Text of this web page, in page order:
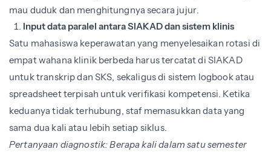
mau duduk dan menghitungnya secara jujur.
Input data paralel antara SIAKAD dan sistem klinis
Satu mahasiswa keperawatan yang menyelesaikan rotasi di
empat wahana klinik berbeda harus tercatat di SIAKAD
untuk transkrip dan SKS, sekaligus di sistem logbook atau
spreadsheet terpisah untuk verifikasi kompetensi. Ketika
keduanya tidak terhubung, staf memasukkan data yang
sama dua kali atau lebih setiap siklus.
Pertanyaan diagnostik: Berapa kali dalam satu semester